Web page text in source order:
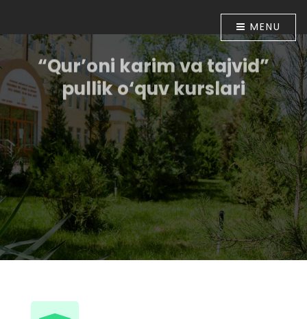
MENU
“Qur’oni karim va tajvid”
pullik o‘quv kurslari
O‘zbekiston Respublikasi Prezidentining “Diniy-
ma`rifiy soha faoliyatini tubdan takomillashtirish
chora-tadbirlari to‘g‘risida”gi 2018 yil 16 apreldagi PF-
5416-sonli Farmoni bilan tasdiqlangan chora-
tadbirlar Dasturining 6-bandida belgilangan vazifalar
ijrosini ta`minlash maqsadida O‘zbekiston
musulmonlari idorasining 2018 yil 30 apreldagi
01A/056-sonli buyrug‘i tasdiqlandi. Shu munosabat
bilan Muhammad ibn Ahmad al-Bernuiy madrasasida